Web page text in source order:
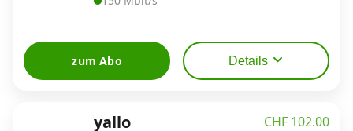
zum Abo Details
yallo CHF 102.00